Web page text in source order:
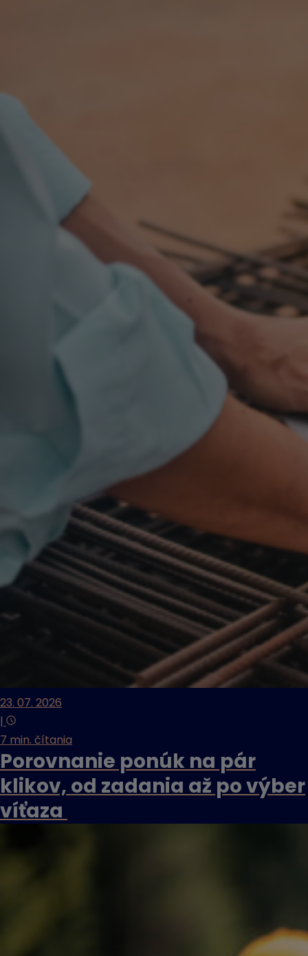
23. 07. 2026
|
7 min. čítania
Porovnanie ponúk na pár
klikov, od zadania až po výber
víťaza